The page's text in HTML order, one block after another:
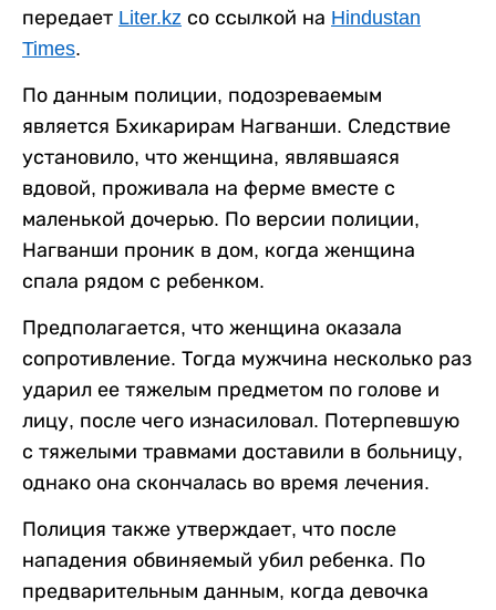
передает Liter.kz со ссылкой на Hindustan
Times.
По данным полиции, подозреваемым
является Бхикарирам Нагванши. Следствие
установило, что женщина, являвшаяся
вдовой, проживала на ферме вместе с
маленькой дочерью. По версии полиции,
Нагванши проник в дом, когда женщина
спала рядом с ребенком.
Предполагается, что женщина оказала
сопротивление. Тогда мужчина несколько раз
ударил ее тяжелым предметом по голове и
лицу, после чего изнасиловал. Потерпевшую
с тяжелыми травмами доставили в больницу,
однако она скончалась во время лечения.
Полиция также утверждает, что после
нападения обвиняемый убил ребенка. По
предварительным данным, когда девочка